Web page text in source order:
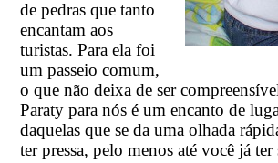
de pedras que tanto
encantam aos
turistas. Para ela foi
um passeio comum,
o que não deixa de ser
Paraty para nós é um encanto de
daquelas que se da uma olhada
ter pressa, pelo menos até você já